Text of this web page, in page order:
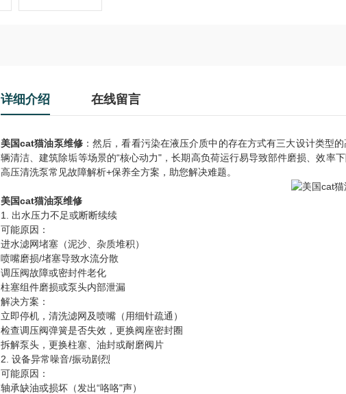
详细介绍 在线留言
美国cat猫油泵维修：然后，看看污染在液压介质中的存在方式有三大设计类型
辆清洁、建筑除垢等场景的“核心动力"，长期高负荷运行易导致部件磨损、效
高压清洗泵常见故障解析+保养全方案，助您解决难题。
美国cat猫油泵维修
1. 出水压力不足或断断续续
可能原因：
进水滤网堵塞（泥沙、杂质堆积）
喷嘴磨损/堵塞导致水流分散
调压阀故障或密封件老化
柱塞组件磨损或泵头内部泄漏
解决方案：
立即停机，清洗滤网及喷嘴（用细针疏通）
检查调压阀弹簧是否失效，更换阀座密封圈
拆解泵头，更换柱塞、油封或耐磨阀片
2. 设备异常噪音/振动剧烈
可能原因：
轴承缺油或损坏（发出“咯咯"声）